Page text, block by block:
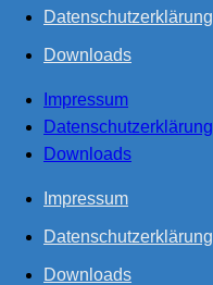
Datenschutzerklärung
Downloads
Impressum
Datenschutzerklärung
Downloads
Impressum
Datenschutzerklärung
Downloads